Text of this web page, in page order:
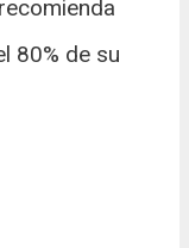
80% de su